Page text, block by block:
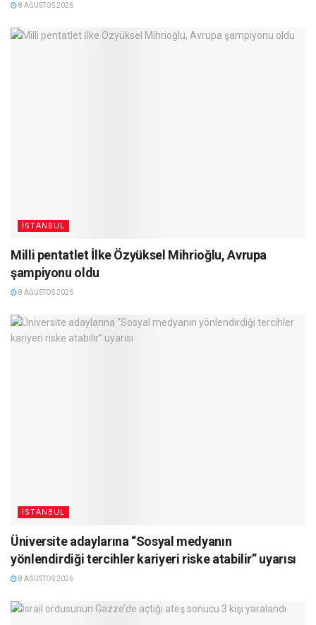
8 AĞUSTOS 2026
İSTANBUL
Milli pentatlet İlke Özyüksel Mihrioğlu, Avrupa
şampiyonu oldu
8 AĞUSTOS 2026
İSTANBUL
Üniversite adaylarına “Sosyal medyanın
yönlendirdiği tercihler kariyeri riske atabilir” uyarısı
8 AĞUSTOS 2026